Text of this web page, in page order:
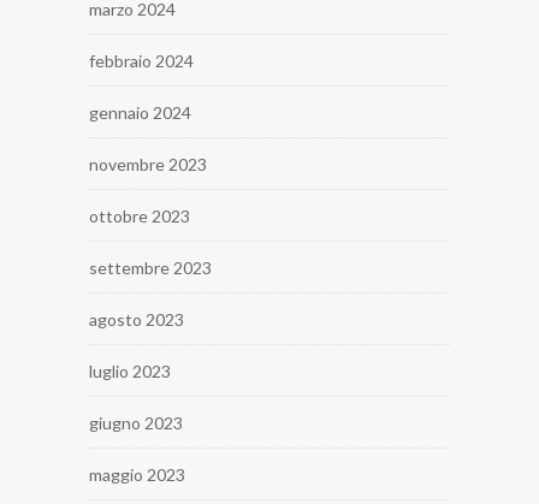
marzo 2024
febbraio 2024
gennaio 2024
novembre 2023
ottobre 2023
settembre 2023
agosto 2023
luglio 2023
giugno 2023
maggio 2023